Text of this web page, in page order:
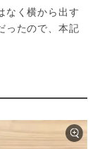
なく横から出す
ったので、本記